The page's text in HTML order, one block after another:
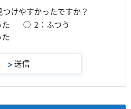
けやすかったですか？
2：ふつう